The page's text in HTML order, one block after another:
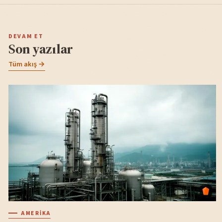
DEVAM ET
Son yazılar
Tüm akış →
AMERIKA